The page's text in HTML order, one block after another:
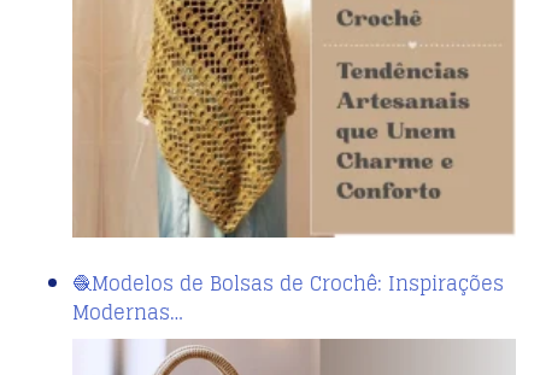
🧶Modelos de Bolsas de Crochê: Inspirações
Modernas…